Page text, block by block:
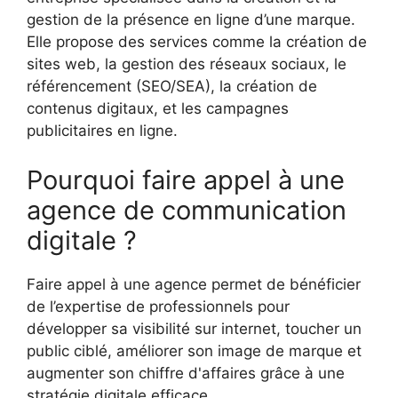
gestion de la présence en ligne d’une marque.
Elle propose des services comme la création de
sites web, la gestion des réseaux sociaux, le
référencement (SEO/SEA), la création de
contenus digitaux, et les campagnes
publicitaires en ligne.
Pourquoi faire appel à une
agence de communication
digitale ?
Faire appel à une agence permet de bénéficier
de l’expertise de professionnels pour
développer sa visibilité sur internet, toucher un
public ciblé, améliorer son image de marque et
augmenter son chiffre d'affaires grâce à une